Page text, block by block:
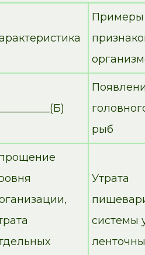
Примеры
рыб
Утрата
системы